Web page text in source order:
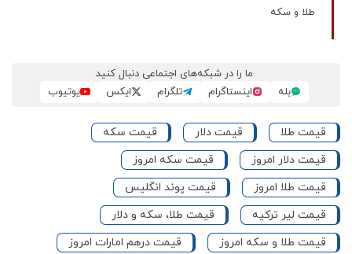
طلا و سکه
ما را در شبکه‌های اجتماعی دنبال کنید
بله
اینستاگرام تلگرام ایکس یوتیوب
قیمت طلا قیمت دلار
قیمت سکه
قیمت دلار امروز
قیمت سکه امروز
قیمت طلا امروز
قیمت پوند انگلیس
قیمت لیر ترکیه
قیمت طلا، سکه و دلار
قیمت طلا و سکه امروز
قیمت درهم امارات امروز